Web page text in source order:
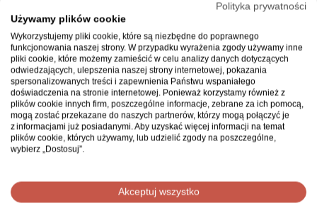
Zbiórka zakończona
Zgłoś nadużycie, jeśli uważasz, że zbiórka zawiera
niedozwolone treści.
każdym kroku
Polityka prywatności
Używamy plików cookie
Wykorzystujemy pliki cookie, które są niezbędne do poprawnego
funkcjonowania naszej strony. W przypadku wyrażenia zgody używamy inne
pliki cookie, które możemy zamieścić w celu analizy danych dotyczących
odwiedzających, ulepszenia naszej strony internetowej, pokazania
spersonalizowanych treści i zapewnienia Państwu wspaniałego
doświadczenia na stronie internetowej. Ponieważ korzystamy również z
plików cookie innych firm, poszczególne informacje, zebrane za ich pomocą,
mogą zostać przekazane do naszych partnerów, którzy mogą połączyć je
z informacjami już posiadanymi. Aby uzyskać więcej informacji na temat
plików cookie, których używamy, lub udzielić zgody na poszczególne,
wybierz „Dostosuj”.
Akceptuj wszystko